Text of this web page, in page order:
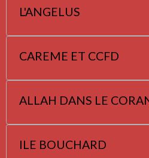
L'ANGELUS
CAREME ET CCFD
ALLAH DANS LE
ILE BOUCHARD